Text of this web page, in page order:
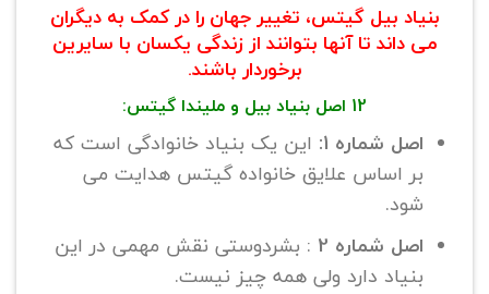
بنیاد بیل گیتس، تغییر جهان را در کمک به دیگران
می داند تا آنها بتوانند از زندگی یکسان با سایرین
برخوردار باشند.
12 اصل بنیاد بیل و ملیندا گیتس:
اصل شماره 1:
این یک بنیاد خانوادگی است که
بر اساس علایق خانواده گیتس هدایت می
شود.
اصل شماره 2
: بشردوستی نقش مهمی در این
بنیاد دارد ولی همه چیز نیست.